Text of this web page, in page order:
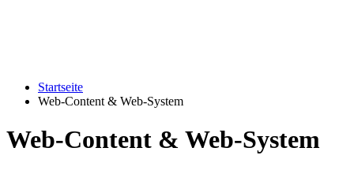
Startseite
Web-Content & Web-System
Web-Content & Web-System